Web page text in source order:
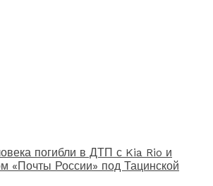
погибли в ДТП с Kia Rio и
«Почты России» под Тацинской